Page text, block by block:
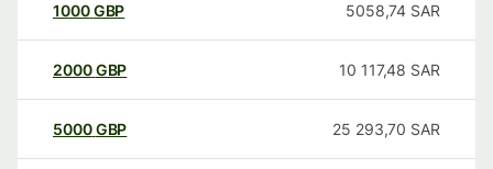
1000GBP 5058,74 SAR
2000GBP 10 117,48 SAR
5000GBP 25 293,70 SAR